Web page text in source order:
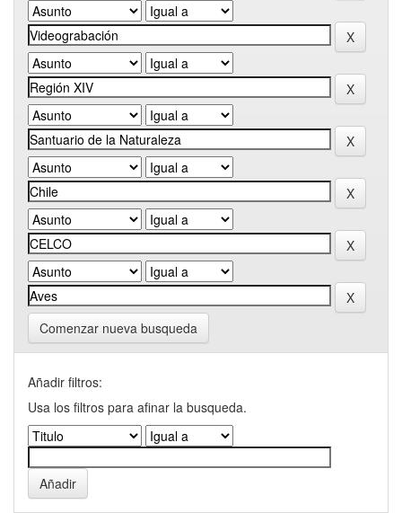
Comenzar nueva busqueda
Añadir filtros:
Usa los filtros para afinar la busqueda.